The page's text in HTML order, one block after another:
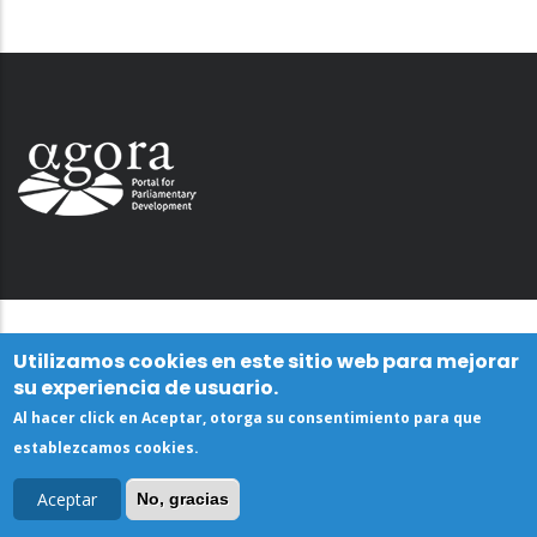
Utilizamos cookies en este sitio web para mejorar
su experiencia de usuario.
Al hacer click en Aceptar, otorga su consentimiento para que
establezcamos cookies.
Aceptar No, gracias